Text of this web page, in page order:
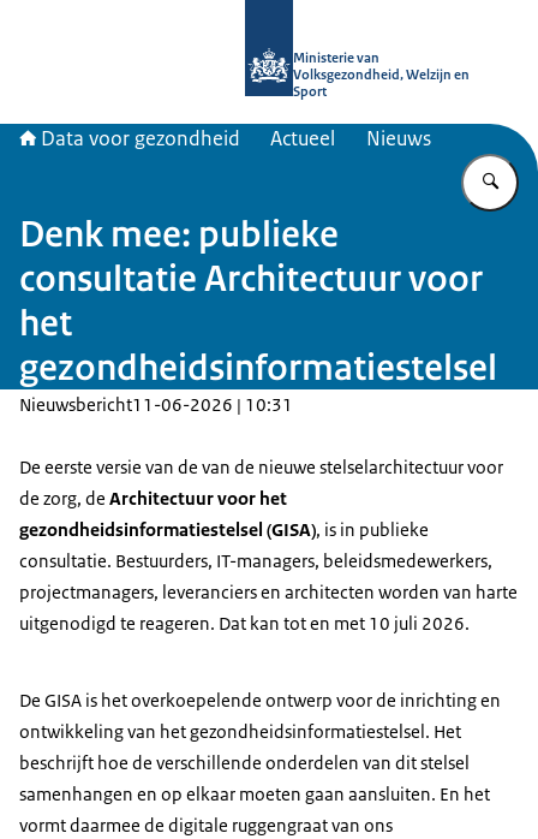
Ministerie van
Volksgezondheid, Welzijn en
Sport
Data voor gezondheid Actueel Nieuws
Denk mee: publieke
consultatie Architectuur voor
het
gezondheidsinformatiestelsel
Nieuwsbericht11-06-2026 | 10:31
De eerste versie van de van de nieuwe stelselarchitectuur voor
de zorg, de Architectuur voor het
gezondheidsinformatiestelsel (GISA), is in publieke
consultatie. Bestuurders, IT-managers, beleidsmedewerkers,
projectmanagers, leveranciers en architecten worden van harte
uitgenodigd te reageren. Dat kan tot en met 10 juli 2026.
De GISA is het overkoepelende ontwerp voor de inrichting en
ontwikkeling van het gezondheidsinformatiestelsel. Het
beschrijft hoe de verschillende onderdelen van dit stelsel
samenhangen en op elkaar moeten gaan aansluiten. En het
vormt daarmee de digitale ruggengraat van ons